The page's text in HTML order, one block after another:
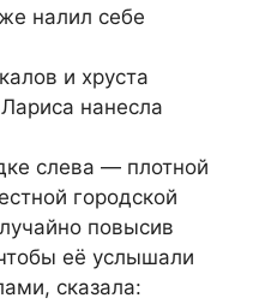
налил себе
и хруста
нанесла
слева — плотной
городской
повысив
её услышали
сказала: